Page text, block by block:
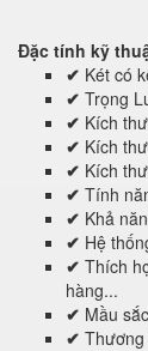
Đặc tính kỹ
✔ Két có
✔ Trọng
✔ Kích
✔ Kích
✔ Kích
✔ Tính
✔ Khả
✔ Hệ
✔ Thích
hàng...
✔ Mầu
✔ Thương